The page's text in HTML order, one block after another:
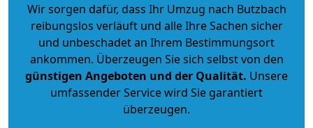
Wir sorgen dafür, dass Ihr Umzug nach Butzbach
reibungslos verläuft und alle Ihre Sachen sicher
und unbeschadet an Ihrem Bestimmungsort
ankommen. Überzeugen Sie sich selbst von den
günstigen Angeboten und der Qualität. Unsere
umfassender Service wird Sie garantiert
überzeugen.